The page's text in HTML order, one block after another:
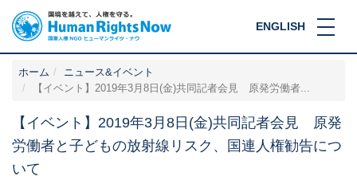
ENGLISH
ホーム
ニュース&イベント
【イベント】2019年3月8日(金)共同記者会見 原発労働者...
【イベント】2019年3月8日(金)共同記者会見 原発
労働者と子どもの放射線リスク、国連人権勧告につ
いて